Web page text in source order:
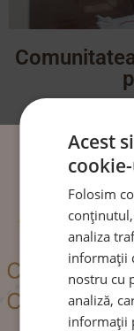
dezvoltă
Acest
Folosim
analiza
informații
nostru cu
analiză,
informații